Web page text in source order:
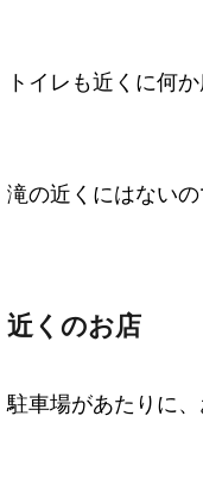
トイレも近くに何
滝の近くにはない
近くのお店
駐車場があたりに